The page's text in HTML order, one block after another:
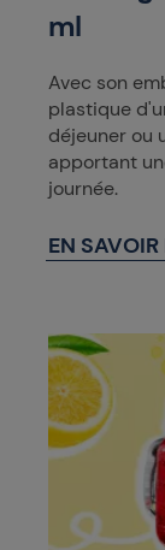
ml
Avec son
plastique
déjeuner ou
apportant
journée.
EN SAVOIR